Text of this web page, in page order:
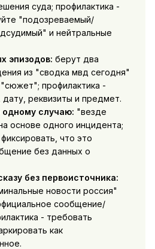
суда; профилактика -
"подозреваемый/
и нейтральные
эпизодов: берут два
из "сводка мвд сегодня"
профилактика -
реквизиты и предмет.
случаю: "везде
основе одного инцидента;
что это
без данных о
без первоисточника:
новости россия"
сообщение/
- требовать
как